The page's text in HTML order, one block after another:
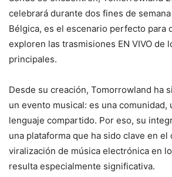
celebrará durante dos fines de
Bélgica, es el escenario perfecto para
exploren las trasmisiones EN VIVO de
principales.
Desde su creación, Tomorrowland ha
un evento musical: es una comunidad,
lenguaje compartido. Por eso, su
una plataforma que ha sido clave en
viralización de música electrónica en
resulta especialmente significativa.